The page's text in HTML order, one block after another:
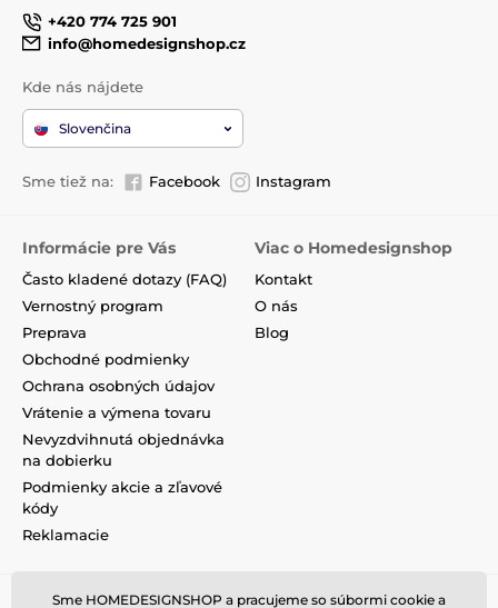
+420 774 725 901
info@homedesignshop.cz
Kde nás nájdete
Slovenčina
Sme tiež na: Facebook Instagram
Informácie pre Vás
Často kladené dotazy (FAQ)
Vernostný program
Preprava
Obchodné podmienky
Ochrana osobných údajov
Vrátenie a výmena tovaru
Nevyzdvihnutá objednávka
na dobierku
Podmienky akcie a zľavové
kódy
Reklamacie
Viac o Homedesignshop
Kontakt
O nás
Blog
Sme HOMEDESIGNSHOP a pracujeme so súbormi cookie a